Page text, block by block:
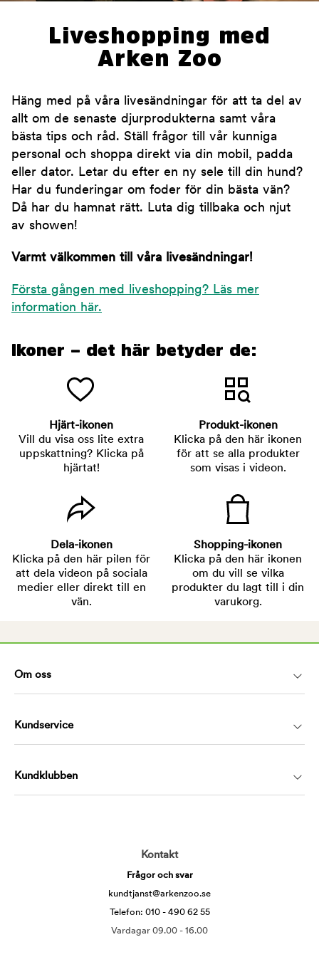
Liveshopping med
Arken Zoo
Häng med på våra livesändningar för att ta del av
allt om de senaste djurprodukterna samt våra
bästa tips och råd. Ställ frågor till vår kunniga
personal och shoppa direkt via din mobil, padda
eller dator. Letar du efter en ny sele till din hund?
Har du funderingar om foder för din bästa vän?
Då har du hamnat rätt. Luta dig tillbaka och njut
av showen!
Varmt välkommen till våra livesändningar!
Första gången med liveshopping? Läs mer
information här.
Ikoner – det här betyder de:
Hjärt-ikonen
Vill du visa oss lite extra
uppskattning? Klicka på
hjärtat!
Produkt-ikonen
Klicka på den här ikonen
för att se alla produkter
som visas i videon.
Dela-ikonen
Klicka på den här pilen för
att dela videon på sociala
medier eller direkt till en
vän.
Shopping-ikonen
Klicka på den här ikonen
om du vill se vilka
produkter du lagt till i din
varukorg.
Om oss
Kundservice
Kundklubben
Kontakt
Frågor och svar
kundtjanst@arkenzoo.se
Telefon: 010 - 490 62 55
Vardagar 09.00 - 16.00